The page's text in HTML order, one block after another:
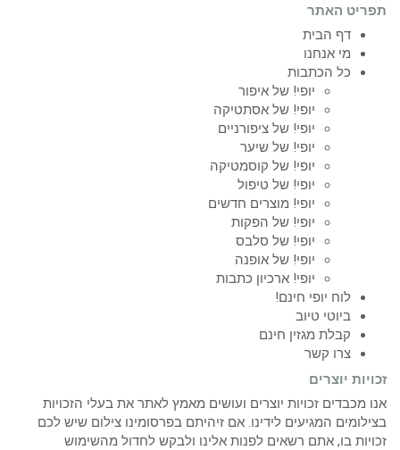
תפריט האתר
דף הבית
מי אנחנו
כל הכתבות
יופי! של איפור
יופי! של אסתטיקה
יופי! של ציפורניים
יופי! של שיער
יופי! של קוסמטיקה
יופי! של טיפול
יופי! מוצרים חדשים
יופי! של הפקות
יופי! של סלבס
יופי! של אופנה
יופי! ארכיון כתבות
לוח יופי חינם!
ביוטי טיוב
קבלת מגזין חינם
צרו קשר
זכויות יוצרים
אנו מכבדים זכויות יוצרים ועושים מאמץ לאתר את בעלי הזכויות
בצילומים המגיעים לידינו. אם זיהיתם בפרסומינו צילום שיש לכם
זכויות בו, אתם רשאים לפנות אלינו ולבקש לחדול מהשימוש